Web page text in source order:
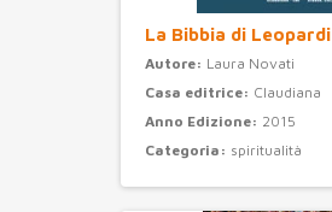
La Bibbia di Leopardi
Autore: Laura Novati
Casa editrice: Claudiana
Anno Edizione: 2015
Categoria: spiritualità